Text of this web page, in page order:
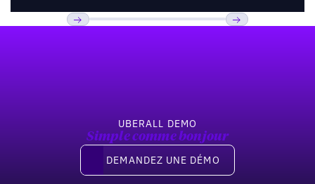
UBERALL DEMO
Simple comme bonjour
Demandez une démo
DEMANDEZ UNE DÉMO